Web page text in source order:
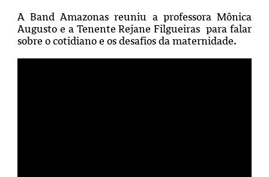
A Band Amazonas reuniu a professora Mônica
Augusto e a Tenente Rejane Filgueiras para falar
sobre o cotidiano e os desafios da maternidade.